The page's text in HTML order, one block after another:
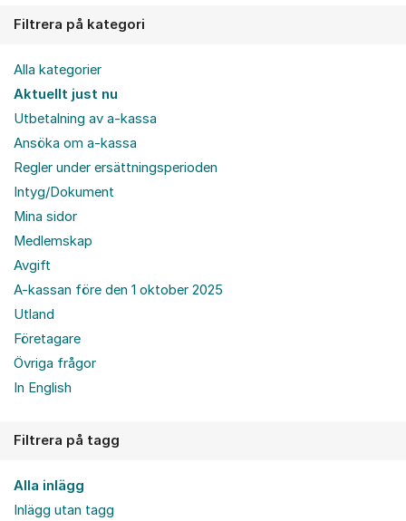
Filtrera på kategori
Alla kategorier
Aktuellt just nu
Utbetalning av a-kassa
Ansöka om a-kassa
Regler under ersättningsperioden
Intyg/Dokument
Mina sidor
Medlemskap
Avgift
A-kassan före den 1 oktober 2025
Utland
Företagare
Övriga frågor
In English
Filtrera på tagg
Alla inlägg
Inlägg utan tagg